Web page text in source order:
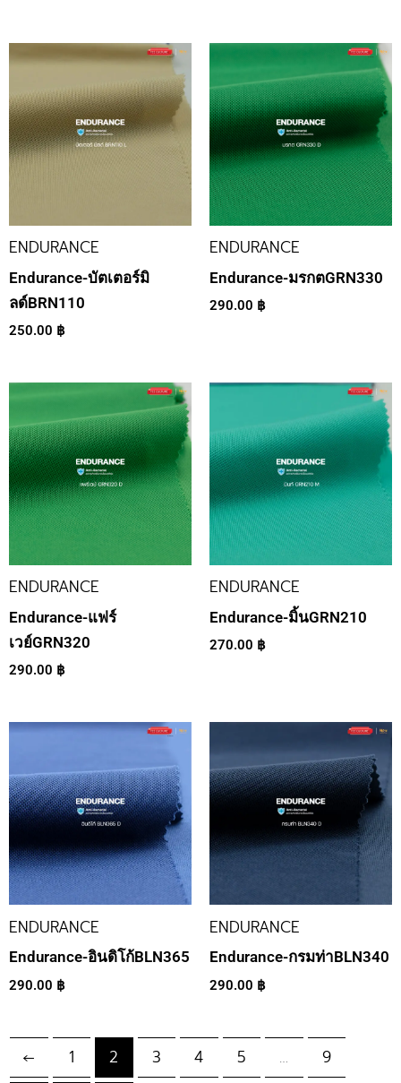
ENDURANCE
Endurance-บัตเตอร์มิ
ลด์BRN110
250.00 ฿
ENDURANCE
Endurance-มรกตGRN330
290.00 ฿
ENDURANCE
Endurance-แฟร์
เวย์GRN320
290.00 ฿
ENDURANCE
Endurance-มิ้นGRN210
270.00 ฿
ENDURANCE
Endurance-อินดิโก้BLN365
290.00 ฿
ENDURANCE
Endurance-กรมท่าBLN340
290.00 ฿
← 1 2 3 4 5 … 9